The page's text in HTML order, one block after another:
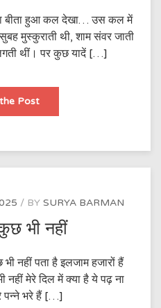
बीता हुआ कल देखा… उस कल में
मुस्कुराती थी, शाम संवर जाती
थीं। पर कुछ यादें […]
Postखिड़की….
कल
BY SURYA BARMAN
भी नहीं
नहीं पता है इलजाम हजारों हैं
मेरे दिल में क्या है ये पढ़ ना
पन्ने भरे हैं […]